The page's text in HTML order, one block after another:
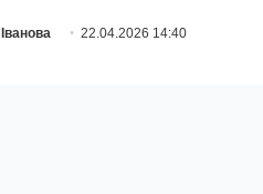
Іванова 22.04.2026 14:40